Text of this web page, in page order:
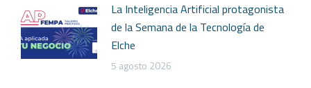
La Inteligencia Artificial protagonista
de la Semana de la Tecnología de
Elche
5 agosto 2026